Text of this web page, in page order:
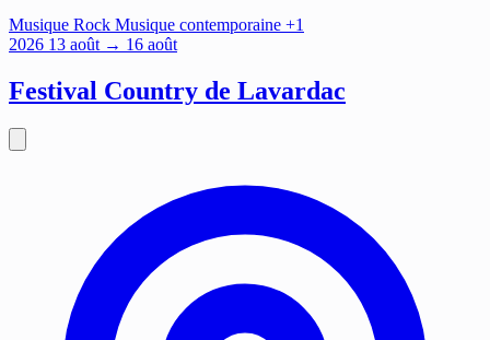
Musique Rock Musique contemporaine +1
2026 13 août → 16 août
Festival Country de Lavardac